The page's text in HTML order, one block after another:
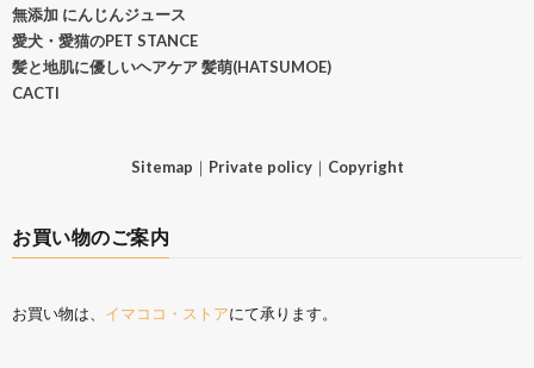
無添加 にんじんジュース
愛犬・愛猫のPET STANCE
髪と地肌に優しいヘアケア 髪萌(HATSUMOE)
CACTI
Sitemap ｜ Private policy｜ Copyright
お買い物のご案内
お買い物は、 イマココ・ストアにて承ります。